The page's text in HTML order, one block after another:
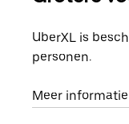
UberXL is
personen.
Meer